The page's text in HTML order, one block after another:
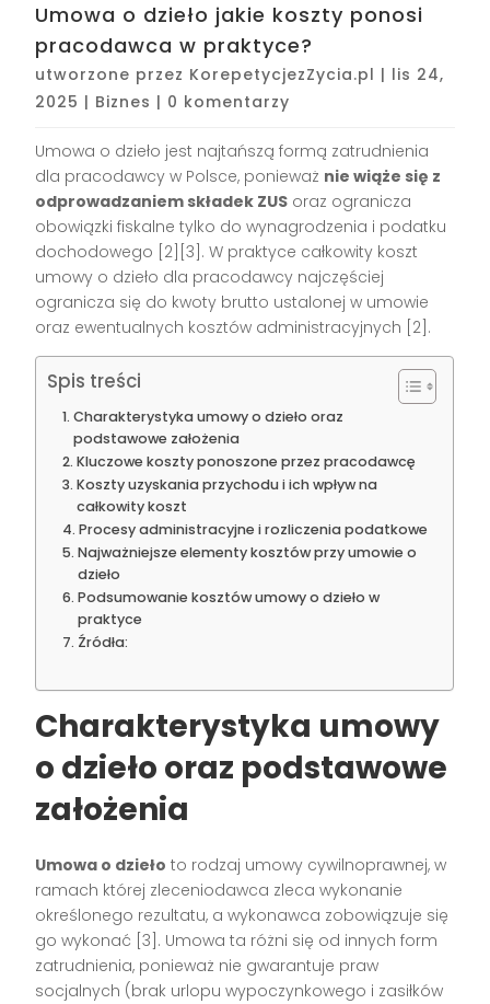
Umowa o dzieło jakie koszty ponosi
pracodawca w praktyce?
utworzone przez KorepetycjezZycia.pl | lis 24,
2025 | Biznes | 0 komentarzy
Umowa o dzieło jest najtańszą formą zatrudnienia
dla pracodawcy w Polsce, ponieważ nie wiąże się z
odprowadzaniem składek ZUS oraz ogranicza
obowiązki fiskalne tylko do wynagrodzenia i podatku
dochodowego [2][3] . W praktyce całkowity koszt
umowy o dzieło dla pracodawcy najczęściej
ogranicza się do kwoty brutto ustalonej w umowie
oraz ewentualnych kosztów administracyjnych [2] .
Spis treści
Charakterystyka umowy o dzieło oraz
podstawowe założenia
Kluczowe koszty ponoszone przez pracodawcę
Koszty uzyskania przychodu i ich wpływ na
całkowity koszt
Procesy administracyjne i rozliczenia podatkowe
Najważniejsze elementy kosztów przy umowie o
dzieło
Podsumowanie kosztów umowy o dzieło w
praktyce
Źródła:
Charakterystyka umowy
o dzieło oraz podstawowe
założenia
Umowa o dzieło to rodzaj umowy cywilnoprawnej, w
ramach której zleceniodawca zleca wykonanie
określonego rezultatu, a wykonawca zobowiązuje się
go wykonać [3] . Umowa ta różni się od innych form
zatrudnienia, ponieważ nie gwarantuje praw
socjalnych (brak urlopu wypoczynkowego i zasiłków